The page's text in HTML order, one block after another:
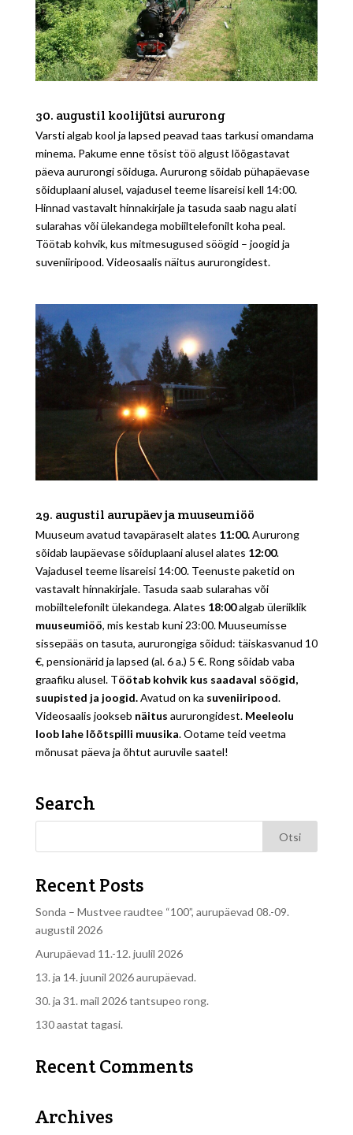
30. augustil koolijütsi aururong
Varsti algab kool ja lapsed peavad taas tarkusi omandama
minema. Pakume enne tõsist töö algust lõõgastavat
päeva aururongi sõiduga. Aururong sõidab pühapäevase
sõiduplaani alusel, vajadusel teeme lisareisi kell 14:00.
Hinnad vastavalt hinnakirjale ja tasuda saab nagu alati
sularahas või ülekandega mobiiltelefonilt koha peal.
Töötab kohvik, kus mitmesugused söögid – joogid ja
suveniiripood. Videosaalis näitus aururongidest.
29. augustil aurupäev ja muuseumiöö
Muuseum avatud tavapäraselt alates 11:00.Aururong
sõidab laupäevase sõiduplaani alusel alates 12:00.
Vajadusel teeme lisareisi 14:00. Teenuste paketid on
vastavalt hinnakirjale. Tasuda saab sularahas või
mobiiltelefonilt ülekandega. Alates 18:00algab üleriiklik
muuseumiöö, mis kestab kuni 23:00. Muuseumisse
sissepääs on tasuta, aururongiga sõidud: täiskasvanud 10
€, pensionärid ja lapsed (al. 6 a.) 5 €. Rong sõidab vaba
graafiku alusel. Töötab kohvik kus saadaval söögid,
suupisted ja joogid.Avatud on ka suveniiripood.
Videosaalis jookseb näitus aururongidest. Meeleolu
loob lahe lõõtspilli muusika. Ootame teid veetma
mõnusat päeva ja õhtut auruvile saatel!
Search
Recent Posts
Sonda – Mustvee raudtee “100”, aurupäevad 08.-09.
augustil 2026
Aurupäevad 11.-12. juulil 2026
13. ja 14. juunil 2026 aurupäevad.
30. ja 31. mail 2026 tantsupeo rong.
130 aastat tagasi.
Recent Comments
Archives